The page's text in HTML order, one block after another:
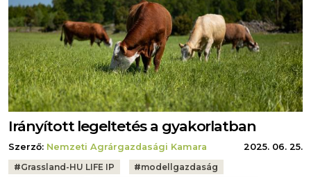
Irányított legeltetés a gyakorlatban
Szerző: Nemzeti Agrárgazdasági Kamara
2025. 06. 25.
Tags:
#Grassland-HU LIFE IP #modellgazdaság